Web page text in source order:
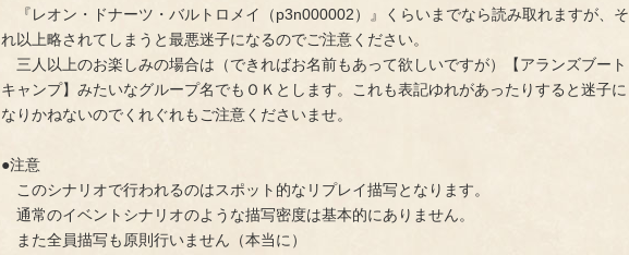
『レオン・ドナーツ・バルトロメイ（p3n000002）』くらいまでなら読み取れますが、そ
れ以上略されてしまうと最悪迷子になるのでご注意ください。
三人以上のお楽しみの場合は（できればお名前もあって欲しいですが）【アランズブート
キャンプ】みたいなグループ名でもＯＫとします。これも表記ゆれがあったりすると迷子に
なりかねないのでくれぐれもご注意くださいませ。
●注意
このシナリオで行われるのはスポット的なリプレイ描写となります。
通常のイベントシナリオのような描写密度は基本的にありません。
また全員描写も原則行いません（本当に）